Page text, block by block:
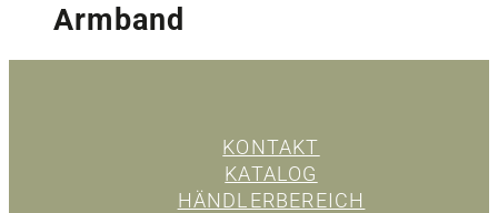
Armband
KONTAKT
KATALOG
HÄNDLERBEREICH